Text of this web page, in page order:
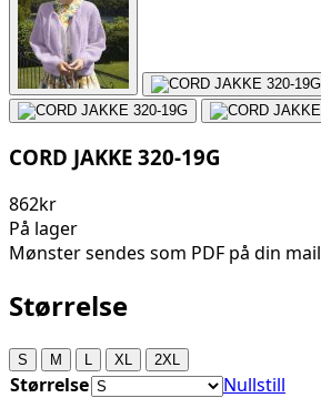
CORD JAKKE 320-19G
862kr
På lager
Mønster sendes som PDF på din mail
Størrelse
S M XL 2XL
Størrelse Nullstill